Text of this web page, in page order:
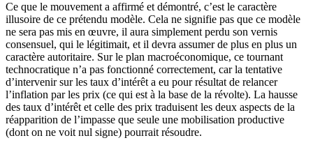
Ce que le mouvement a affirmé et démontré, c’est le caractère
illusoire de ce prétendu modèle. Cela ne signifie pas que ce modèle
ne sera pas mis en œuvre, il aura simplement perdu son vernis
consensuel, qui le légitimait, et il devra assumer de plus en plus un
caractère autoritaire. Sur le plan macroéconomique, ce tournant
technocratique n’a pas fonctionné correctement, car la tentative
d’intervenir sur les taux d’intérêt a eu pour résultat de relancer
l’inflation par les prix (ce qui est à la base de la révolte). La hausse
des taux d’intérêt et celle des prix traduisent les deux aspects de la
réapparition de l’impasse que seule une mobilisation productive
(dont on ne voit nul signe) pourrait résoudre.